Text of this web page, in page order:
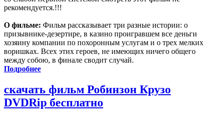
рекомендуется.!!!
О фильме: Фильм рассказывает три разные истории: о
призывнике-дезертире, в казино проигравшем все деньги
хозяину компании по похоронным услугам и о трех мелких
воришках. Всех этих героев, не имеющих ничего общего
между собою, в финале сводит случай.
Подробнее
скачать фильм Робинзон Крузо
DVDRip бесплатно